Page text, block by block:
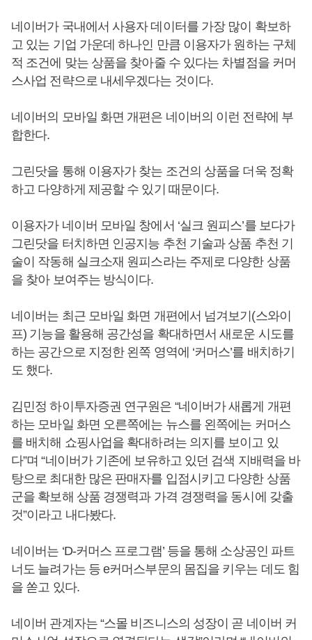
네이버가 국내에서 사용자 데이터를 가장 많이 확보하
고 있는 기업 가운데 하나인 만큼 이용자가 원하는 구체
적 조건에 맞는 상품을 찾아줄 수 있다는 차별점을 커머
스사업 전략으로 내세우겠다는 것이다.
네이버의 모바일 화면 개편은 네이버의 이런 전략에 부
합한다.
그린닷을 통해 이용자가 찾는 조건의 상품을 더욱 정확
하고 다양하게 제공할 수 있기 때문이다.
이용자가 네이버 모바일 창에서 ‘실크 원피스’를 보다가
그린닷을 터치하면 인공지능 추천 기술과 상품 추천 기
술이 작동해 실크소재 원피스라는 주제로 다양한 상품
을 찾아 보여주는 방식이다.
네이버는 최근 모바일 화면 개편에서 넘겨보기(스와이
프) 기능을 활용해 공간성을 확대하면서 새로운 시도를
하는 공간으로 지정한 왼쪽 영역에 ‘커머스’를 배치하기
도 했다.
김민정 하이투자증권 연구원은 “네이버가 새롭게 개편
하는 모바일 화면 오른쪽에는 뉴스를 왼쪽에는 커머스
를 배치해 쇼핑사업을 확대하려는 의지를 보이고 있
다”며 “네이버가 기존에 보유하고 있던 검색 지배력을 바
탕으로 최대한 많은 판매자를 입점시키고 다양한 상품
군을 확보해 상품 경쟁력과 가격 경쟁력을 동시에 갖출
것”이라고 내다봤다.
네이버는 ‘D-커머스 프로그램’ 등을 통해 소상공인 파트
너도 늘려가는 등 e커머스부문의 몸집을 키우는 데도 힘
을 쏟고 있다.
네이버 관계자는 “스몰 비즈니스의 성장이 곧 네이버 커